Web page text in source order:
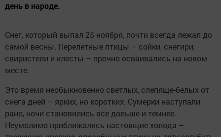
день в народе.
Снег, который выпал 25 ноября, почти всегда лежал до
самой весны. Перелетные птицы – сойки, снегири,
свиристели и клесты – прочно осваивались на новом
месте.
Это время необыкновенно светлых, слепяще-белых от
снега дней – ярких, но коротких. Сумерки наступали
рано, ночи становились все дольше и темнее.
Неумолимо приближались настоящие холода –